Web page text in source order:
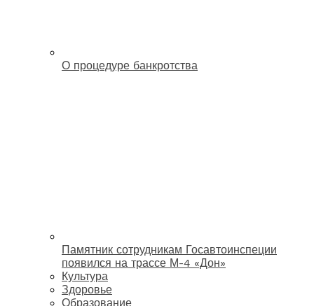
О процедуре банкротства
Памятник сотрудникам Госавтоинспеции
появился на трассе М-4 «Дон»
Культура
Здоровье
Образование